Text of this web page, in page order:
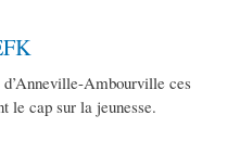
Ambourville ces
le cap sur la jeunesse.